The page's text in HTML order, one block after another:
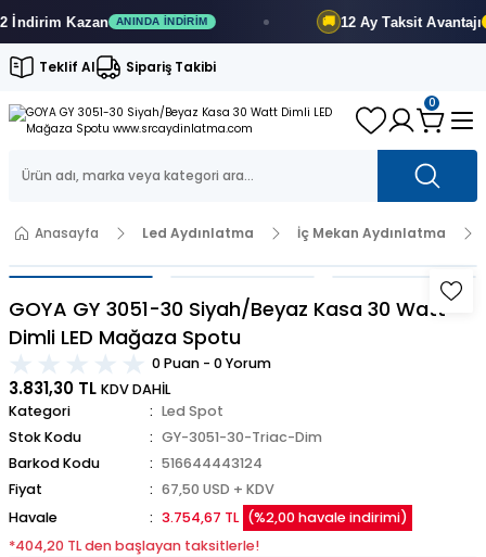
Kazan ANINDA İNDIRIM 12 Ay Taksit Avantajı
Teklif Al Sipariş Takibi
0
Anasayfa Led Aydınlatma İç Mekan Aydınlatma
GOYA GY 3051-30 Siyah/Beyaz Kasa 30 Watt
Dimli LED Mağaza Spotu
0 Puan - 0 Yorum
3.831,30 TL KDV DAHİL
Kategori
Led Spot
Stok Kodu
GY-3051-30-Triac-Dim
Barkod Kodu
516644443124
Fiyat
67,50 USD + KDV
Havale
3.754,67 TL (%2,00 havale indirimi)
*404,20 TL den başlayan taksitlerle!